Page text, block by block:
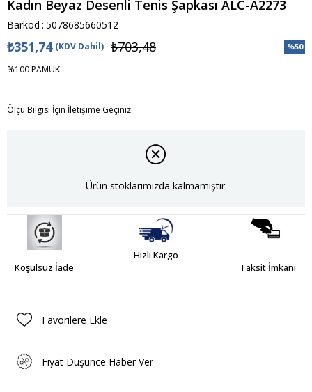
Kadın Beyaz Desenli Tenis Şapkası ALC-A2273
Barkod : 5078685660512
%50
₺703,48
₺351,74 (KDV Dahil)
%100 PAMUK
Ölçü Bilgisi İçin İletişime Geçiniz
Ürün stoklarımızda kalmamıştır.
Koşulsuz İade
Hızlı Kargo
Taksit İmkanı
Favorilere Ekle
Fiyat Düşünce Haber Ver